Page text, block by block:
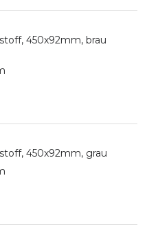
450x92mm, brau
450x92mm, grau